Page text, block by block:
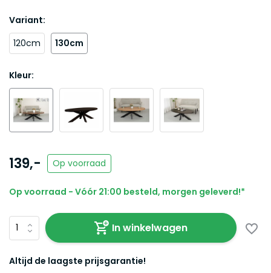
Variant:
120cm
130cm
Kleur:
139,- Op voorraad
Op voorraad - Vóór 21:00 besteld, morgen geleverd!*
In winkelwagen
Altijd de laagste prijsgarantie!